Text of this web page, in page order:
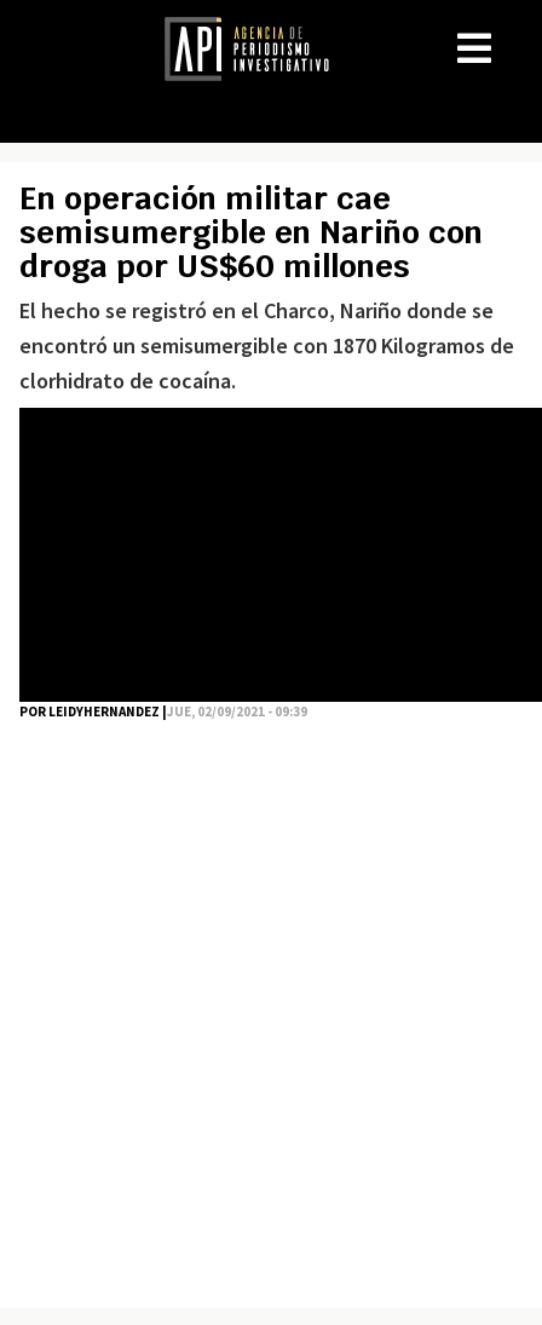
En operación militar cae
semisumergible en Nariño con
droga por US$60 millones
El hecho se registró en el Charco, Nariño donde se
encontró un semisumergible con 1870 Kilogramos de
clorhidrato de cocaína.
POR LEIDYHERNANDEZ | JUE, 02/09/2021 - 09:39